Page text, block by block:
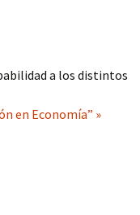
a los distintos
en Economía” »